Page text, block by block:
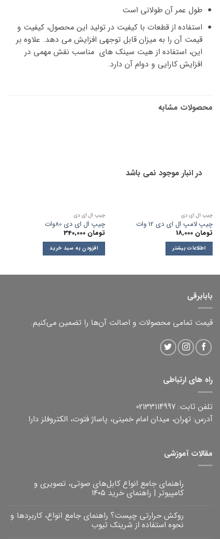
طول عمر آن طولانی است
استفاده از قطعات با کیفیت در تولید این محصول، کیفیت و
قیمت آن را به میزان قابل توجهی افزایش می دهد. علاوه بر
این، استفاده از هیت سینک های مناسب نقش مهمی در
افزایش کارایی و دوام آن دارد.
محصولات مشابه
در انبار موجود نمی باشد
چیپ ال ای دی
چیپ لامپ ال ای دی 12 وات
تومان
اطلاعات بیشتر
چیپ ال ای دی
چیپ ال ای دی 80وات
تومان
افزودن به سبد خرید
بابابرقی
قیمت تمامی محصولات و اصالت آن‌ها را تضمین می‌کنیم.
راه های ارتباطی
تلفن ثابت: 02133114997
آدرس: تهران، میدان امام خمینی، پاساژ فتوت، الکتروفلز دارا
مقالات آموزشی
راهنمای جامع انواع کابل‌های صوتی، تصویری و
کامپیوتر | راهنمای خرید ۱۴۰۵
برای
راهنمای
جامع
ثبت
نشده
روکش حرارتی چیست؟ راهنمای جامع انواع، کاربردها و
نحوه استفاده از شرینک تیوب